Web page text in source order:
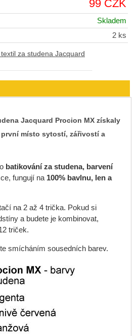
99 CZK
Skladem
2 ks
za studena Jacquard
Jacquard Procion MXzískaly
první místo sytostí, zářivostí a
batikování za studena, barvení
fungují na 100% bavlnu, len a
na 2 až 4 trička. Pokud si
a budete je kombinovat,
triček.
smícháním sousedních barev.